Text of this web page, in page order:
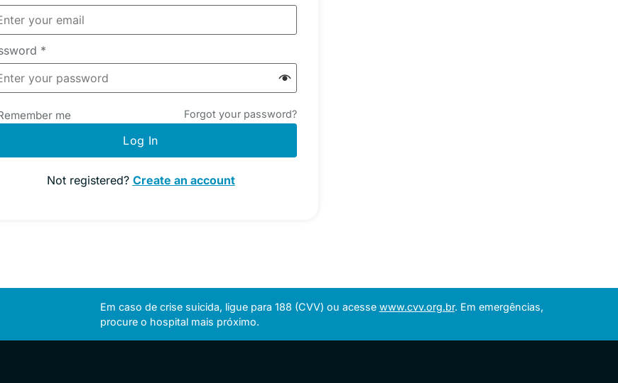
*
me Forgot your password?
Log In
Not registered? Create an account
Em caso de crise suicida, ligue para 188 (CVV) ou acesse www.cvv.org.br. Em emergências,
procure o hospital mais próximo.